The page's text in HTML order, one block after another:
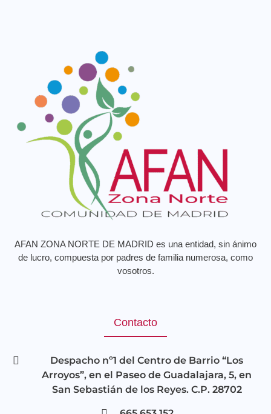
AFAN ZONA NORTE DE MADRID es una entidad, sin ánimo
de lucro, compuesta por padres de familia numerosa, como
vosotros.
Contacto
Despacho nº1 del Centro de Barrio “Los
Arroyos”, en el Paseo de Guadalajara, 5, en
San Sebastián de los Reyes. C.P. 28702